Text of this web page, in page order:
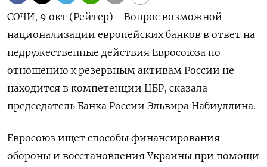
СОЧИ, 9 окт (Рейтер) - Вопрос возможной
национализации европейских банков в ответ на
недружественные действия Евросоюза по
отношению к резервным активам России не
находится в компетенции ЦБР, сказала
председатель Банка России Эльвира Набиуллина.
Евросоюз ищет способы финансирования
обороны и восстановления Украины при помощи